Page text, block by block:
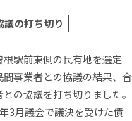
議の打ち切り
駅前東側の民有地を選定
事業者との協議の結果、合
の協議を打ち切りました。
3月議会で議決を受けた債